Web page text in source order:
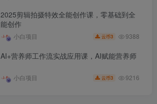
2025剪辑拍摄特效全能创作课，零基础到全
能创作
小白项目 云币3 9388
AI+营养师工作流实战应用课，AI赋能营养师
小白项目 云币3 9216